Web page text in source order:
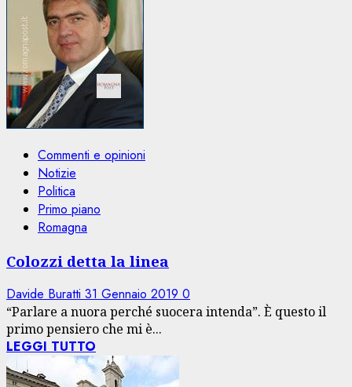
Commenti e opinioni
Notizie
Politica
Primo piano
Romagna
Colozzi detta la linea
Davide Buratti 31 Gennaio 2019 0
“Parlare a nuora perché suocera intenda”. È questo il
primo pensiero che mi è...
LEGGI TUTTO